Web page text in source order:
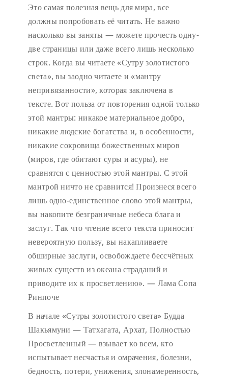
Это самая полезная вещь для мира, все
должны попробовать её читать. Не важно
насколько вы заняты — можете прочесть одну-
две страницы или даже всего лишь несколько
строк. Когда вы читаете «Сутру золотистого
света», вы заодно читаете и «мантру
непривязанности», которая заключена в
тексте. Вот польза от повторения одной только
этой мантры: никакое материальное добро,
никакие людские богатства и, в особенности,
никакие сокровища божественных миров
(миров, где обитают суры и асуры), не
сравнятся с ценностью этой мантры. С этой
мантрой ничто не сравнится! Произнеся всего
лишь одно-единственное слово этой мантры,
вы накопите безграничные небеса блага и
заслуг. Так что чтение всего текста приносит
невероятную пользу, вы накапливаете
обширные заслуги, освобождаете бессчётных
живых существ из океана страданий и
приводите их к просветлению». — Лама Сопа
Ринпоче
В начале «Сутры золотистого света» Будда
Шакьямуни — Татхагата, Архат, Полностью
Просветленный — взывает ко всем, кто
испытывает несчастья и омрачения, болезни,
бедность, потери, унижения, злонамеренность,